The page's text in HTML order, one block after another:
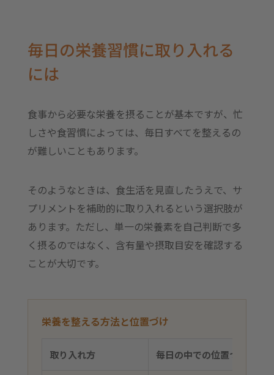
毎日の栄養習慣に取り入れる
には
食事から必要な栄養を摂ることが基本ですが、忙
しさや食習慣によっては、毎日すべてを整えるの
が難しいこともあります。
そのようなときは、食生活を見直したうえで、サ
プリメントを補助的に取り入れるという選択肢が
あります。ただし、単一の栄養素を自己判断で多
く摂るのではなく、含有量や摂取目安を確認する
ことが大切です。
栄養を整える方法と位置づけ
取り入れ方 毎日の中での位置づけ